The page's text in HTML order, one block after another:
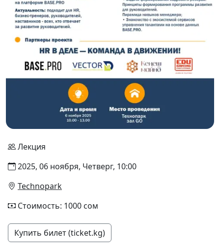
Лекция
2025, 06 ноября, Четверг, 10:00
Technopark
Стоимость: 1000 сом
Купить билет (ticket.kg)